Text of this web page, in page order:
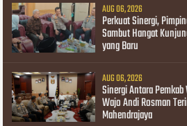
AUG 06, 2026
Perkuat Sinergi,
Sambut Hangat
yang Baru
AUG 06, 2026
Sinergi Antara
Wajo Andi Rosman
Mahendrajaya